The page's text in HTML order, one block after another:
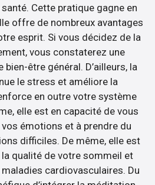
Cette pratique gagne en
offre de nombreux avantages
esprit. Si vous décidez de la
vous constaterez une
être général. D’ailleurs, la
le stress et améliore la
en outre votre système
elle est en capacité de vous
émotions et à prendre du
difficiles. De même, elle est
la qualité de votre sommeil et
cardiovasculaires. Du